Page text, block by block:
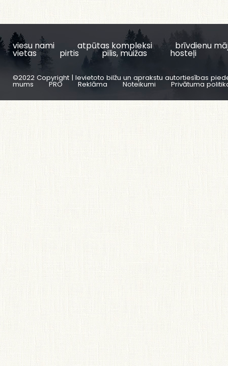
viesu nami atpūtas kompleksi brīvdienu
vietas pirtis pilis, muižas hosteļi
©2022 Copyright | Ievietoto bilžu un aprakstu autortiesības
mums PRO Reklāma Noteikumi Privātuma